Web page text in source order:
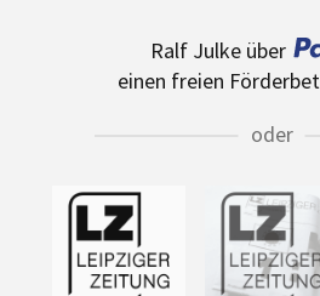
Ralf Julke über
einen freien
oder